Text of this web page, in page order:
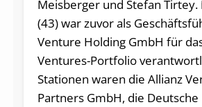
Meisberger und Stefan
(43) war zuvor als
Venture Holding GmbH für
Ventures-Portfolio
Stationen waren die Allianz
Partners GmbH, die Deutsche